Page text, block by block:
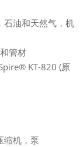
石油和天然气，机
管材
KT-820 (原
缩机，泵